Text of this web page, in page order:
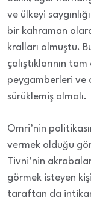
ve ülkeyi
bir kahraman
kralları olmuştu.
çalıştıklarının
peygamberleri ve
sürüklemiş olmalı.
Omri’nin
vermek olduğu
Tivni’nin
görmek isteyen
taraftan da